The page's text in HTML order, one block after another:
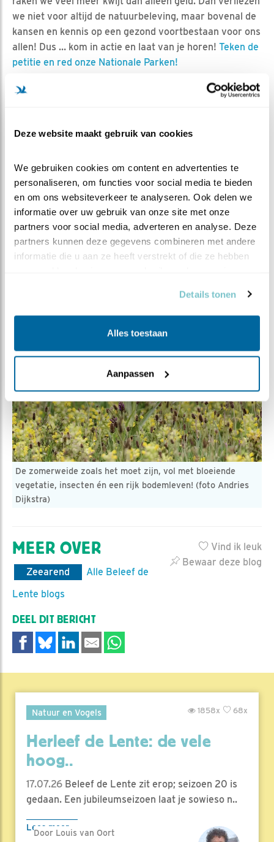
Deze website maakt gebruik van cookies
We gebruiken cookies om content en advertenties te
personaliseren, om functies voor social media te bieden
en om ons websiteverkeer te analyseren. Ook delen we
informatie over uw gebruik van onze site met onze
partners voor social media, adverteren en analyse. Deze
partners kunnen deze gegevens combineren met andere
informatie die u aan ze heeft verstrekt of die ze hebben
Details tonen
Alles toestaan
Aanpassen
we niet voor altijd de natuurbeleving, maar bovenal de
kansen en kennis op een gezond voortbestaan voor ons
allen! Dus … kom in actie en laat van je horen! Teken de
petitie en red onze Nationale Parken!
In Nederland hebben we twintig Nationale Parken waar
de kostbare bijzonderheden van de Nederlandse natuur
duinen, getijden gebieden, laagveen moerassen,
en dat klinkt als veel, maar is feitelijk minder dan 3%
van het Nederlands grondgebied!
Inwoners van Nederland … denk je eens in, nog minder
dan 3% … daar ga je toch niet ook nog eens op
bezuinigen?! Nee, dat ga je juist koesteren, beschermen
en steeds meer waarderen …wees welkom en ga mee
De zomerweide zoals het moet zijn, vol met bloeiende
vegetatie, insecten én een rijk bodemleven! (foto Andries
Dijkstra)
Vind ik leuk
Bewaar deze blog
MEER OVER
Zeearend
Alle Beleef de
Lente blogs
DEEL DIT BERICHT
Natuur en Vogels 68x
1858x
Herleef de Lente: de vele
hoog..
17.07.26 Beleef de Lente zit erop; seizoen 20 is
gedaan. Een jubileumseizoen laat je sowieso n..
Lees meer
Door Louis van Oort